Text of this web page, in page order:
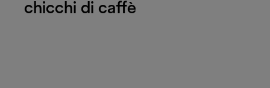
chicchi di caffè